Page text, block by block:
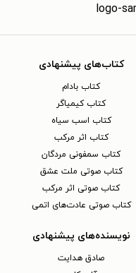
کتاب‌های پیشنهادی
کتاب بادام
کتاب کیمیاگر
کتاب اسب سیاه
کتاب اثر مرکب
کتاب سمفونی مردگان
کتاب صوتی ملت عشق
کتاب صوتی اثر مرکب
کتاب صوتی عادت‌های اتمی
نویسنده‌های پیشنهادی
صادق هدایت